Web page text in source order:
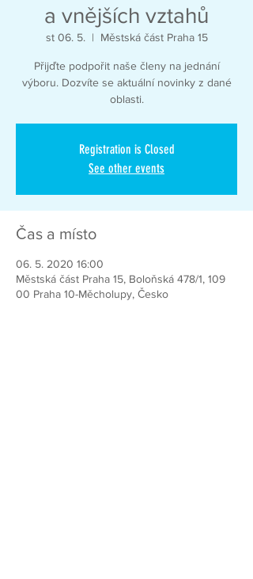
a vnějších vztahů
st 06. 5.
  |
Městská část Praha 15
Přijďte podpořit naše členy na jednání
výboru. Dozvíte se aktuální novinky z dané
oblasti.
Registration is Closed
See other events
Čas a místo
06. 5. 2020 16:00
Městská část Praha 15, Boloňská 478/1, 109
00 Praha 10-Měcholupy, Česko